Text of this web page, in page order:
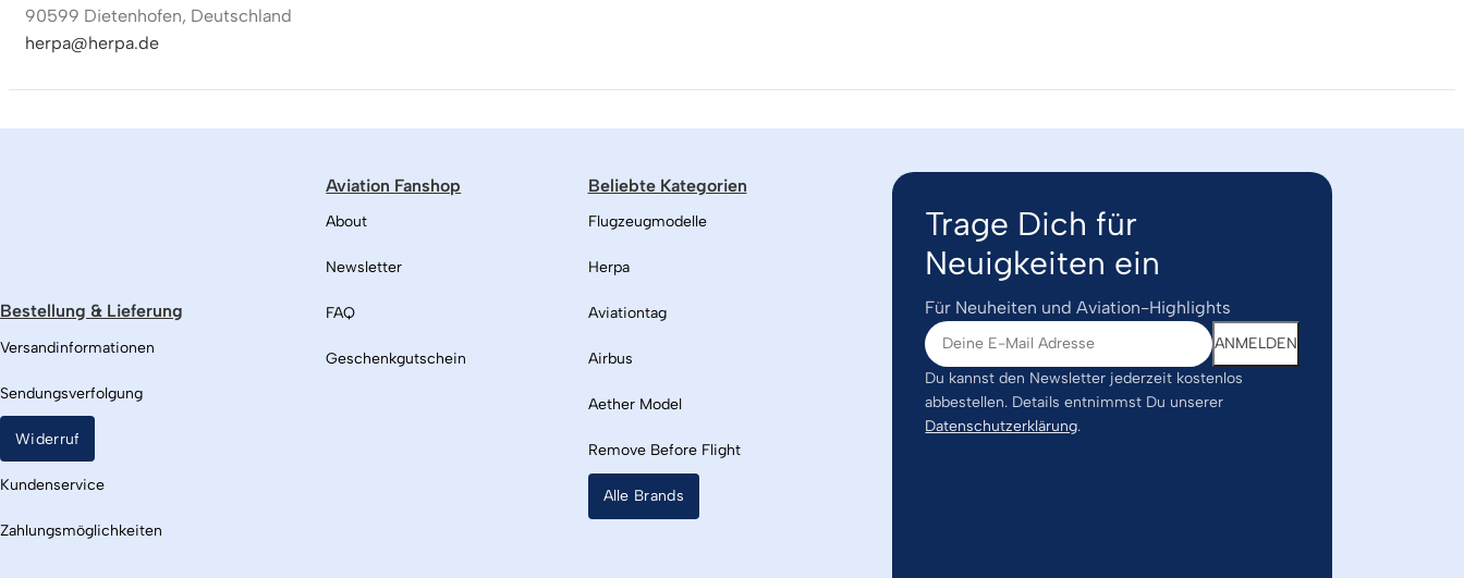
90599 Dietenhofen, Deutschland
herpa@herpa.de
Bestellung & Lieferung
Versandinformationen
Sendungsverfolgung
Widerruf
Kundenservice
Zahlungsmöglichkeiten
Aviation Fanshop
About
Newsletter
FAQ
Geschenkgutschein
Beliebte Kategorien
Flugzeugmodelle
Herpa
Aviationtag
Airbus
Aether Model
Remove Before Flight
Alle Brands
Trage Dich für
Neuigkeiten ein
Für Neuheiten und Aviation-Highlights
Du kannst den Newsletter jederzeit kostenlos
abbestellen. Details entnimmst Du unserer
Datenschutzerklärung.